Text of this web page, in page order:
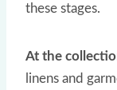
these stages.
At the
linens and